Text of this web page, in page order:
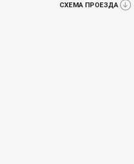
СХЕМА ПРОЕЗДА